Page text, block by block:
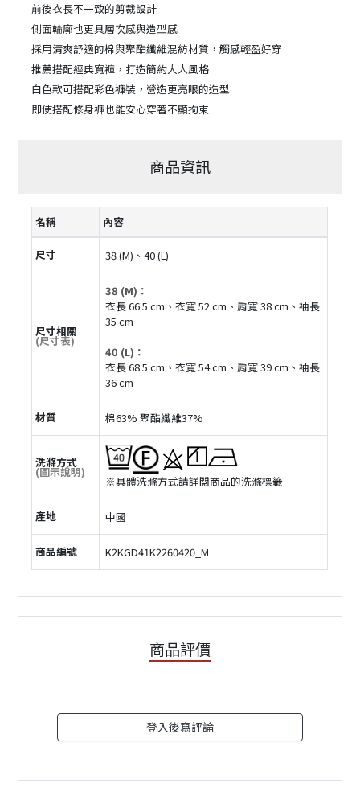
前後衣長不一致的剪裁設計
側面輪廓也更具層次感與造型感
採用清爽舒適的棉與聚酯纖維混紡材質，觸感輕盈好穿
推薦搭配經典寬褲，打造簡約大人風格
白色款可搭配彩色褲裝，營造更亮眼的造型
即使搭配修身褲也能安心穿著不顯拘束
商品資訊
名稱 內容
尺寸 38 (M)、40 (L)
尺寸相關
(尺寸表)
38 (M)：
衣長 66.5 cm、衣寬 52 cm、肩寬 38 cm、袖長
35 cm
40 (L)：
衣長 68.5 cm、衣寬 54 cm、肩寬 39 cm、袖長
36 cm
材質 棉63% 聚酯纖維37%
洗滌方式
(圖示說明)
※具體洗滌方式請詳閲商品的洗滌標籤
產地 中國
商品編號 K2KGD41K2260420_M
商品評價
登入後寫評論